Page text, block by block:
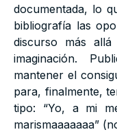
documentada, lo
bibliografía las
discurso más
imaginación.
mantener el
para, finalmente,
tipo: “Yo, a mi
marismaaaaaaa”